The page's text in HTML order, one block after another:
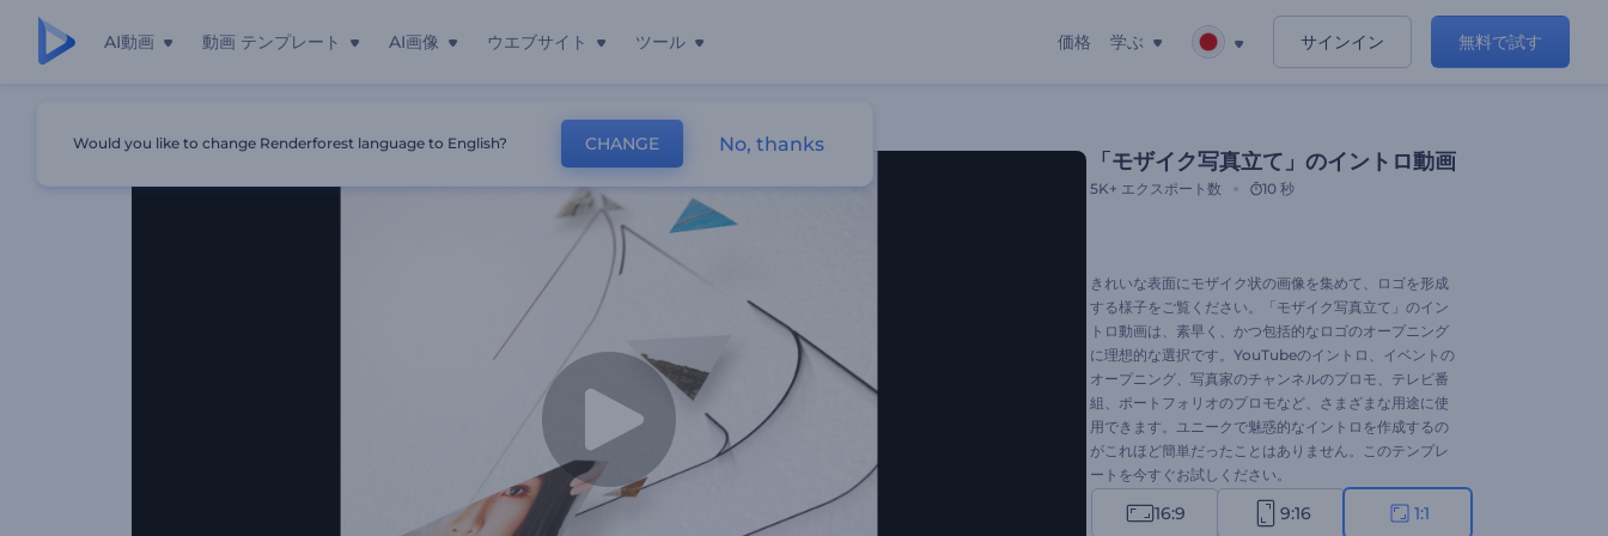
AI動画 動画 テンプレート AI画像 ウエブサイト ツール 価格 学ぶ サインイン 無料で試す
「モザイク写真立て」のイントロ動画
5K+ エクスポート数 10 秒
きれいな表面にモザイク状の画像を集めて、ロゴを形成
する様子をご覧ください。「モザイク写真立て」のイン
トロ動画は、素早く、かつ包括的なロゴのオープニング
に理想的な選択です。YouTubeのイントロ、イベントの
オープニング、写真家のチャンネルのプロモ、テレビ番
組、ポートフォリオのプロモなど、さまざまな用途に使
用できます。ユニークで魅惑的なイントロを作成するの
がこれほど簡単だったことはありません。このテンプレ
ートを今すぐお試しください。
16:9 9:16 1:1
Would you like to change Renderforest language to English? CHANGE No, thanks